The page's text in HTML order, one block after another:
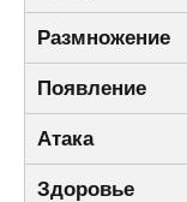
Размножение
Появление
Атака
Здоровье